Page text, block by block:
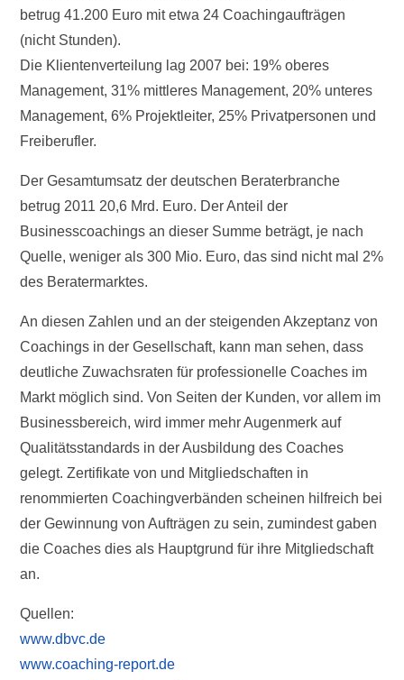
betrug 41.200 Euro mit etwa 24 Coachingaufträgen
(nicht Stunden).
Die Klientenverteilung lag 2007 bei: 19% oberes
Management, 31% mittleres Management, 20% unteres
Management, 6% Projektleiter, 25% Privatpersonen und
Freiberufler.
Der Gesamtumsatz der deutschen Beraterbranche
betrug 2011 20,6 Mrd. Euro. Der Anteil der
Businesscoachings an dieser Summe beträgt, je nach
Quelle, weniger als 300 Mio. Euro, das sind nicht mal 2%
des Beratermarktes.
An diesen Zahlen und an der steigenden Akzeptanz von
Coachings in der Gesellschaft, kann man sehen, dass
deutliche Zuwachsraten für professionelle Coaches im
Markt möglich sind. Von Seiten der Kunden, vor allem im
Businessbereich, wird immer mehr Augenmerk auf
Qualitätsstandards in der Ausbildung des Coaches
gelegt. Zertifikate von und Mitgliedschaften in
renommierten Coachingverbänden scheinen hilfreich bei
der Gewinnung von Aufträgen zu sein, zumindest gaben
die Coaches dies als Hauptgrund für ihre Mitgliedschaft
an.
Quellen:
www.dbvc.de
www.coaching-report.de